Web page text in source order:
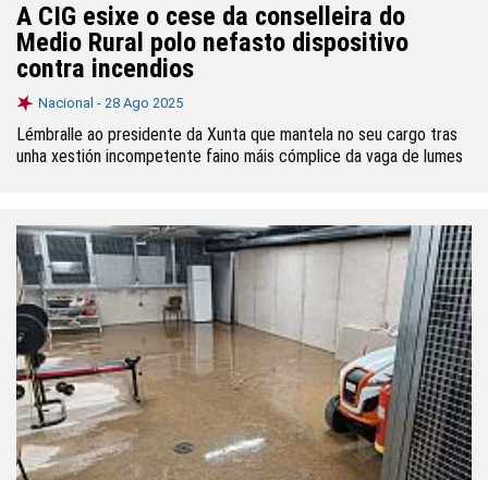
A CIG esixe o cese da conselleira do
Medio Rural polo nefasto dispositivo
contra incendios
Nacional - 28 Ago 2025
Lémbralle ao presidente da Xunta que mantela no seu cargo tras
unha xestión incompetente faino máis cómplice da vaga de lumes